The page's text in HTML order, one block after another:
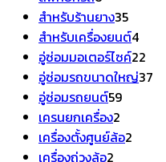
สินค้า
สำหรับร้านยาง3535
สินค้า
สำหรับเครื่องยนต์44
สินค้า
อู่ซ่อมมอเตอร์ไซค์22
สินค้า
อู่ซ่อมรถขนาดใหญ่37
อู่ซ่อมรถยนต์5959
เครนยกเครื่อง2
สินค้า
เครื่องตั้งศูนย์ล้อ2
เครื่องถ่วงล้อ2